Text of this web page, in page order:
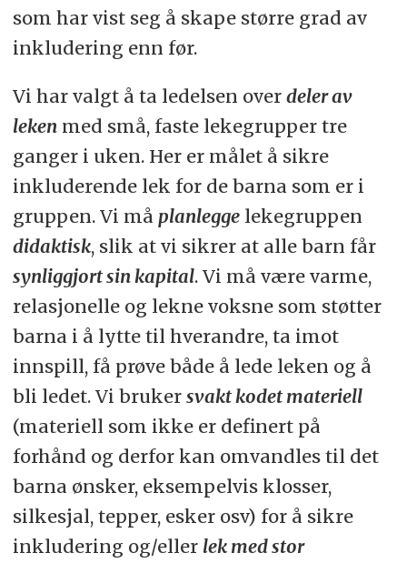
som har vist seg å skape større grad av
inkludering enn før.
Vi har valgt å ta ledelsen over deler av
lekenmed små, faste lekegrupper tre
ganger i uken. Her er målet å sikre
inkluderende lek for de barna som er i
gruppen. Vi må planleggelekegruppen
didaktisk, slik at vi sikrer at alle barn får
synliggjort sin kapital. Vi må være varme,
relasjonelle og lekne voksne som støtter
barna i å lytte til hverandre, ta imot
innspill, få prøve både å lede leken og å
bli ledet. Vi bruker svakt kodet materiell
(materiell som ikke er definert på
forhånd og derfor kan omvandles til det
barna ønsker, eksempelvis klosser,
silkesjal, tepper, esker osv) for å sikre
inkludering og/eller lek med stor